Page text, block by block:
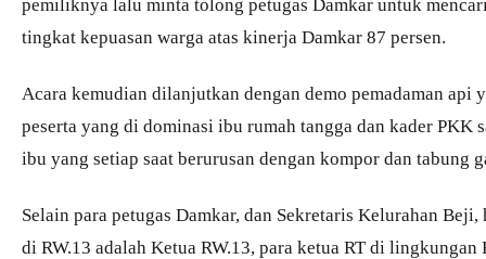
tingkat kepuasan warga atas kinerja Damkar 87 persen.
Acara kemudian dilanjutkan dengan demo pemadaman api
peserta yang di dominasi ibu rumah tangga dan kader PKK
ibu yang setiap saat berurusan dengan kompor dan tabung
Selain para petugas Damkar, dan Sekretaris Kelurahan
di RW.13 adalah Ketua RW.13, para ketua RT di